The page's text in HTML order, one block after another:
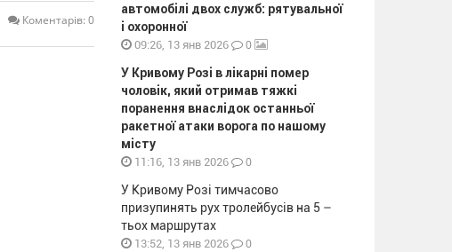
Коментарів: 0
автомобілі двох служб: рятувальної
і охоронної
09:26, 13 янв 2026 0
У Кривому Розі в лікарні помер
чоловік, який отримав тяжкі
поранення внаслідок останньої
ракетної атаки ворога по нашому
місту
11:16, 13 янв 2026 0
У Кривому Розі тимчасово
призупинять рух тролейбусів на 5 –
тьох маршрутах
13:52, 13 янв 2026 0